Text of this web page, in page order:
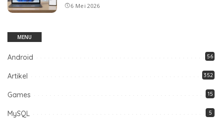
6 Mei 2026
MENU
Android 56
Artikel 352
Games 15
MySQL 5